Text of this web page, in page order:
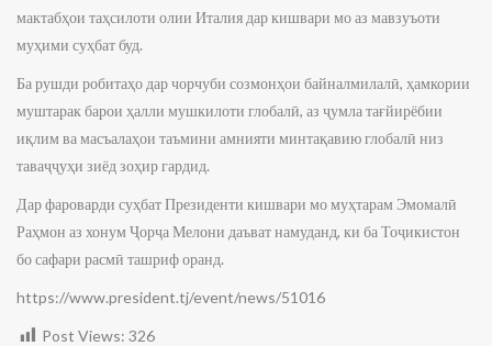
мактабҳои таҳсилоти олии Италия дар кишвари мо аз мавзуъоти
муҳими суҳбат буд.
Ба рушди робитаҳо дар чорчуби созмонҳои байналмилалӣ, ҳамкории
муштарак барои ҳалли мушкилоти глобалӣ, аз ҷумла тағйирёбии
иқлим ва масъалаҳои таъмини амнияти минтақавию глобалӣ низ
таваҷҷуҳи зиёд зоҳир гардид.
Дар фароварди суҳбат Президенти кишвари мо муҳтарам Эмомалӣ
Раҳмон аз хонум Ҷорҷа Мелони даъват намуданд, ки ба Тоҷикистон
бо сафари расмӣ ташриф оранд.
https://www.president.tj/event/news/51016
Post Views: 326